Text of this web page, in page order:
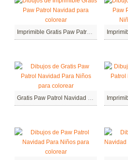
Imprimible Gratis Paw Patrol Navidad
Gratis Paw Patrol Navidad Para Niños